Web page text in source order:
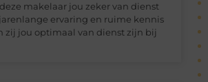
makelaar jou zeker van dienst
ervaring en ruime kennis
zij jou optimaal van dienst zijn bij